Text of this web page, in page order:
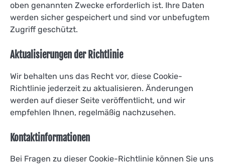
oben genannten Zwecke erforderlich ist. Ihre Daten
werden sicher gespeichert und sind vor unbefugtem
Zugriff geschützt.
Aktualisierungen der Richtlinie
Wir behalten uns das Recht vor, diese Cookie-
Richtlinie jederzeit zu aktualisieren. Änderungen
werden auf dieser Seite veröffentlicht, und wir
empfehlen Ihnen, regelmäßig nachzusehen.
Kontaktinformationen
Bei Fragen zu dieser Cookie-Richtlinie können Sie uns